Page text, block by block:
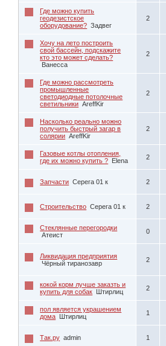
Где можно купить
геодезистское
оборудование? Задвег
2
Хочу на лето построить
свой бассейн, подскажите
кто это может сделать?
Ванесса
2
Где можно рассмотреть
промышленные
светодиодные потолочные
светильники AreffKir
2
Насколько реально можно
получить быстрый загар в
солярии AreffKir
2
Газовые котлы отопления,
где их можно купить ? Elena 2
Запчасти Серега 01 к 2
Строительство Серега 01 к 2
Стеклянные перегородки
Атеист
0
Ликвидация предприятия
Чёрный тиранозавр
2
кокой корм лучше заказть и
купить для собак Штирлиц 2
пол является украшением
дома Штирлиц 1
Так.ру admin 1